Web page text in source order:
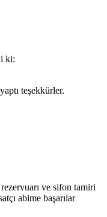
ki:
teşekkürler.
ve sifon tamiri
abime başarılar